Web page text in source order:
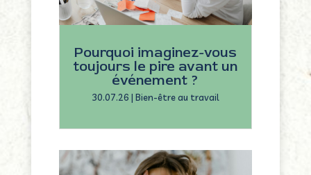
Pourquoi imaginez-vous
toujours le pire avant un
événement ?
30.07.26 | Bien-être au travail